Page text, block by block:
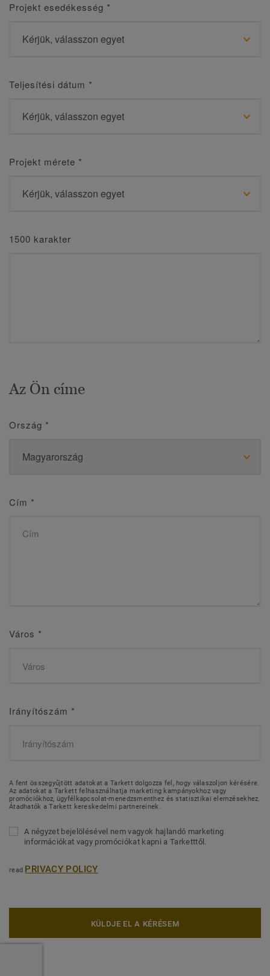
Projekt esedékesség *
Teljesítési dátum *
Projekt mérete *
1500 karakter
Az Ön címe
Ország *
Cím *
Város *
Irányítószám *
A fent összegyűjtött adatokat a Tarkett dolgozza fel, hogy válaszoljon kérésére.
Az adatokat a Tarkett felhasználhatja marketing kampányokhoz vagy
promóciókhoz, ügyfélkapcsolat-menedzsmenthez és statisztikai elemzésekhez.
Átadhatók a Tarkett kereskedelmi partnereinek.
A négyzet bejelölésével nem vagyok hajlandó marketing
információkat vagy promóciókat kapni a Tarketttől.
read PRIVACY POLICY
KÜLDJE EL A KÉRÉSEM